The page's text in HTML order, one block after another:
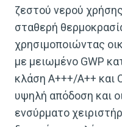
ζεστού νερού
σταθερή
χρησιμοποιώντας
με μειωμένο GWP
κλάση A+++/A++ και
υψηλή απόδοση και
ενσύρματο